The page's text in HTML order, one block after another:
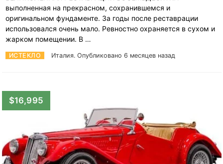
ИСТЕКЛО Италия. Опубликовано 6 месяцев назад
выполненная на прекрасном, сохранившемся и
оригинальном фундаменте. За годы после реставрации
использовался очень мало. Ревностно охраняется в сухом и
жарком помещении. В …
$16,995